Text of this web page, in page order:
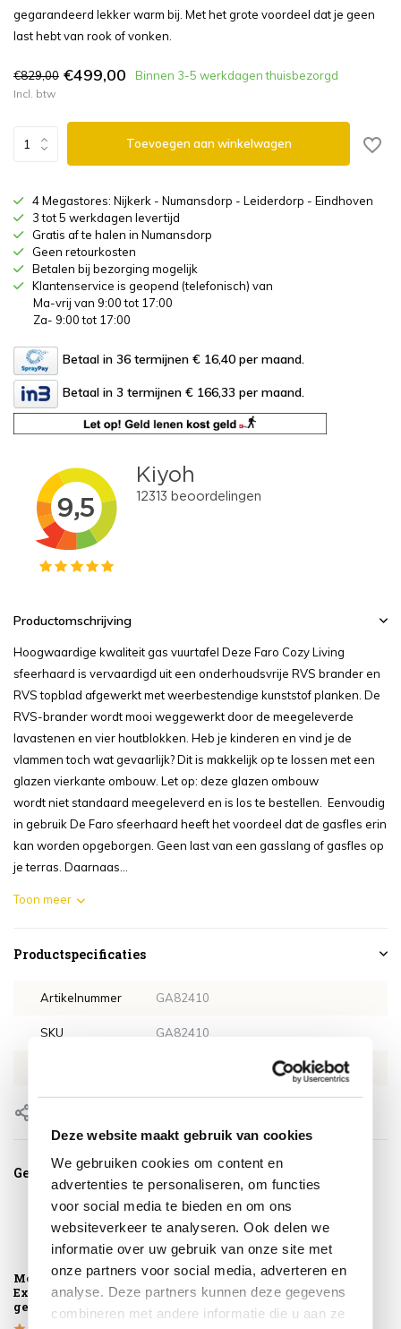
Deze website maakt gebruik van cookies
We gebruiken cookies om content en
advertenties te personaliseren, om functies
voor social media te bieden en om ons
websiteverkeer te analyseren. Ook delen we
informatie over uw gebruik van onze site met
onze partners voor social media, adverteren en
analyse. Deze partners kunnen deze gegevens
combineren met andere informatie die u aan ze
gegarandeerd lekker warm bij. Met het grote voordeel dat je geen
last hebt van rook of vonken.
€829,00 €499,00 Binnen 3-5 werkdagen thuisbezorgd
Incl. btw
Toevoegen aan winkelwagen
4 Megastores: Nijkerk - Numansdorp - Leiderdorp - Eindhoven
3 tot 5 werkdagen levertijd
Gratis af te halen in Numansdorp
Geen retourkosten
Betalen bij bezorging mogelijk
Klantenservice is geopend (telefonisch) van
Ma-vrij van 9:00 tot 17:00
Za- 9:00 tot 17:00
Betaal in 36 termijnen € 16,40 per maand.
Betaal in 3 termijnen € 166,33 per maand.
Productomschrijving
Hoogwaardige kwaliteit gas vuurtafel Deze Faro Cozy Living
sfeerhaard is vervaardigd uit een onderhoudsvrije RVS brander en
RVS topblad afgewerkt met weerbestendige kunststof planken. De
RVS-brander wordt mooi weggewerkt door de meegeleverde
lavastenen en vier houtblokken. Heb je kinderen en vind je de
vlammen toch wat gevaarlijk? Dit is makkelijk op te lossen met een
glazen vierkante ombouw. Let op: deze glazen ombouw
wordt niet standaard meegeleverd en is los te bestellen. Eenvoudig
in gebruik De Faro sfeerhaard heeft het voordeel dat de gasfles erin
kan worden opgeborgen. Geen last van een gasslang of gasfles op
je terras. Daarnaas...
Toon meer
Productspecificaties
Artikelnummer GA82410
SKU GA82410
Gerelateerde producten
Montagelevering -
Extra gemak &
geen afval